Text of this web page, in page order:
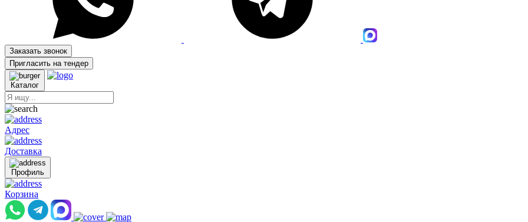
Заказать звонок
Пригласить на тендер
Каталог
Адрес
Доставка
Профиль
Корзина